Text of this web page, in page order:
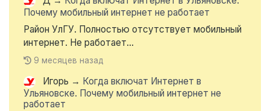
Почему мобильный интернет не работает
Район УлГУ. Полностью отсутствует мобильный
интернет. Не работает...
9 месяцев назад
Игорь → Когда включат Интернет в
Ульяновске. Почему мобильный интернет не
работает